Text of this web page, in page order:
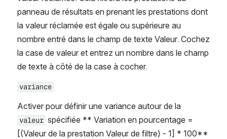
panneau de résultats en prenant les prestations dont
la valeur réclamée est égale ou supérieure au
nombre entré dans le champ de texte Valeur. Cochez
la case de valeur et entrez un nombre dans le champ
de texte à côté de la case à cocher.
variance
valeur spécifiée ** Variation en pourcentage =
[(Valeur de la prestation Valeur de filtre) - 1] * 100**